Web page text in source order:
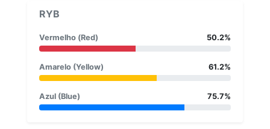
RYB
Vermelho (Red) 50.2%
Amarelo (Yellow) 61.2%
Azul (Blue) 75.7%